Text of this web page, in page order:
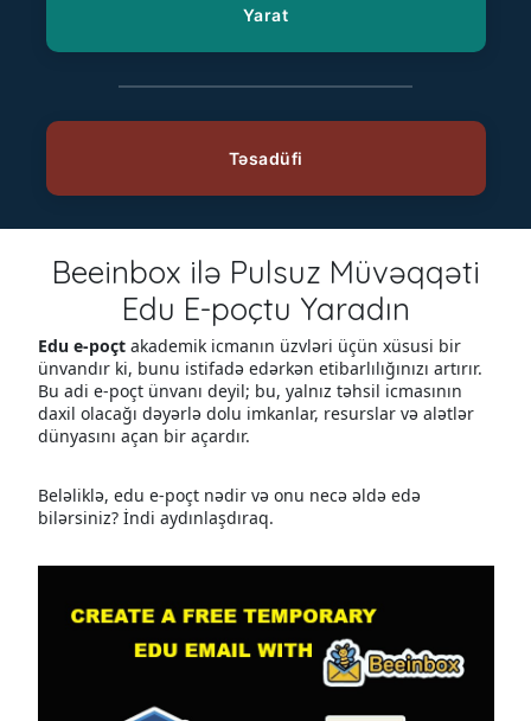
Beeinbox ilə Pulsuz Müvəqqəti
Edu E-poçtu Yaradın
Edu e-poçtakademik icmanın üzvləri üçün xüsusi bir
ünvandır ki, bunu istifadə edərkən etibarlılığınızı artırır.
Bu adi e-poçt ünvanı deyil; bu, yalnız təhsil icmasının
daxil olacağı dəyərlə dolu imkanlar, resurslar və alətlər
dünyasını açan bir açardır.
Beləliklə, edu e-poçt nədir və onu necə əldə edə
bilərsiniz? İndi aydınlaşdıraq.